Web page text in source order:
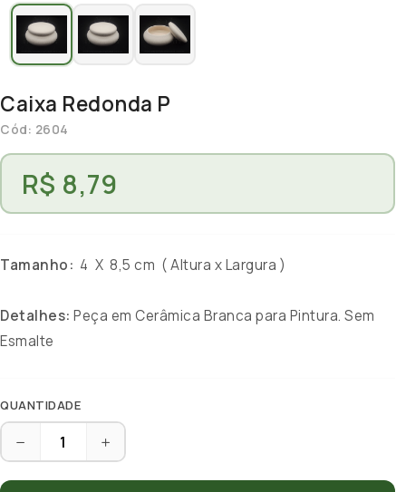
Caixa Redonda P
Cód: 2604
R$ 8,79
Tamanho: 4 X 8,5 cm ( Altura x Largura )
Detalhes: Peça em Cerâmica Branca para Pintura. Sem
Esmalte
QUANTIDADE